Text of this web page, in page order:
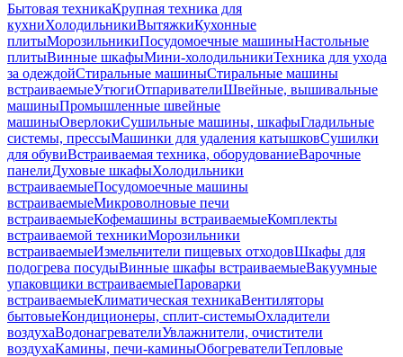
Бытовая техникаКрупная техника для
кухниХолодильникиВытяжкиКухонные
плитыМорозильникиПосудомоечные машиныНастольные
плитыВинные шкафыМини-холодильникиТехника для ухода
за одеждойСтиральные машиныСтиральные машины
встраиваемыеУтюгиОтпаривателиШвейные, вышивальные
машиныПромышленные швейные
машиныОверлокиСушильные машины, шкафыГладильные
системы, прессыМашинки для удаления катышковСушилки
для обувиВстраиваемая техника, оборудованиеВарочные
панелиДуховые шкафыХолодильники
встраиваемыеПосудомоечные машины
встраиваемыеМикроволновые печи
встраиваемыеКофемашины встраиваемыеКомплекты
встраиваемой техникиМорозильники
встраиваемыеИзмельчители пищевых отходовШкафы для
подогрева посудыВинные шкафы встраиваемыеВакуумные
упаковщики встраиваемыеПароварки
встраиваемыеКлиматическая техникаВентиляторы
бытовыеКондиционеры, сплит-системыОхладители
воздухаВодонагревателиУвлажнители, очистители
воздухаКамины, печи-каминыОбогревателиТепловые